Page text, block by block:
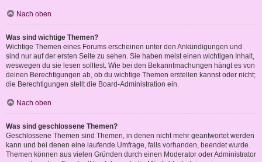
Nach oben
Was sind wichtige Themen?
Wichtige Themen eines Forums erscheinen unter den Ankündigungen und
sind nur auf der ersten Seite zu sehen. Sie haben meist einen wichtigen Inhalt,
weswegen du sie lesen solltest. Wie bei den Bekanntmachungen hängt es von
deinen Berechtigungen ab, ob du wichtige Themen erstellen kannst oder nicht;
die Berechtigungen stellt die Board-Administration ein.
Nach oben
Was sind geschlossene Themen?
Geschlossene Themen sind Themen, in denen nicht mehr geantwortet werden
kann und bei denen eine laufende Umfrage, falls vorhanden, beendet wurde.
Themen können aus vielen Gründen durch einen Moderator oder Administrator